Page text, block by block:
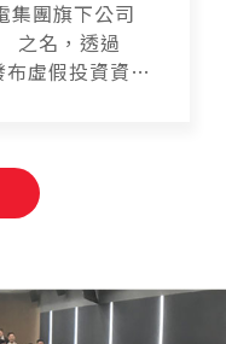
集團旗下公司
之名，透過
虛假投資資